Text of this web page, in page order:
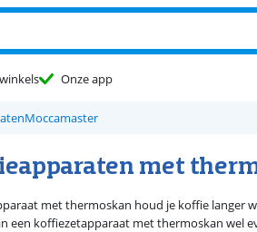
Onze app
Moccamaster
met
met thermoskan houd je koffie langer
een koffiezetapparaat met thermoskan wel